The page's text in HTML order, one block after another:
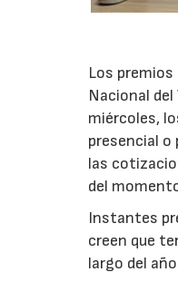
Los
Nacional
miércoles,
presencial o
las
del
Instantes
creen que
largo del